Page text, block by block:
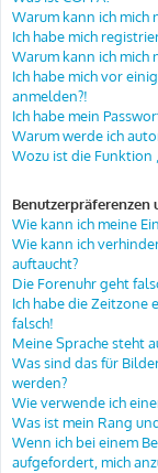
Warum kann ich mich
Ich habe mich
Warum kann ich mich
Ich habe mich vor
anmelden?!
Ich habe mein
Warum werde ich
Wozu ist die Funktion
Benutzerpräferenzen
Wie kann ich meine
Wie kann ich
auftaucht?
Die Forenuhr geht
Ich habe die Zeitzone
falsch!
Meine Sprache steht
Was sind das für
werden?
Wie verwende ich
Was ist mein Rang
Wenn ich bei einem
aufgefordert, mich